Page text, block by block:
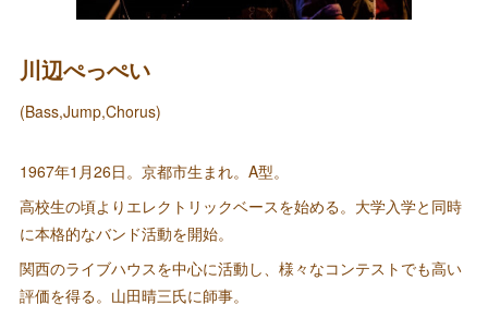
川辺ぺっぺい
(Bass,Jump,Chorus)
1967年1月26日。京都市生まれ。A型。
高校生の頃よりエレクトリックベースを始める。大学入学と同時
に本格的なバンド活動を開始。
関西のライブハウスを中心に活動し、様々なコンテストでも高い
評価を得る。山田晴三氏に師事。